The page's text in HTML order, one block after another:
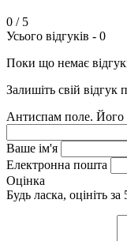
0 / 5
Усього відгуків - 0
Поки що немає
Залишіть свій відгук
Антиспам поле. Його
Ваше ім'я
Електронна пошта
Оцінка
Будь ласка, оцініть